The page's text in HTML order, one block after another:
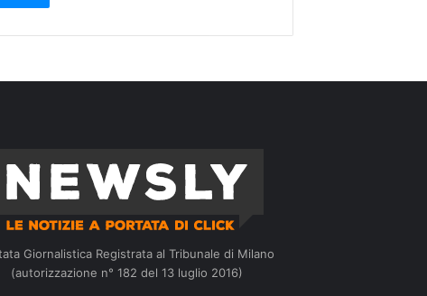
Giornalistica Registrata al Tribunale di Milano
(autorizzazione n° 182 del 13 luglio 2016)